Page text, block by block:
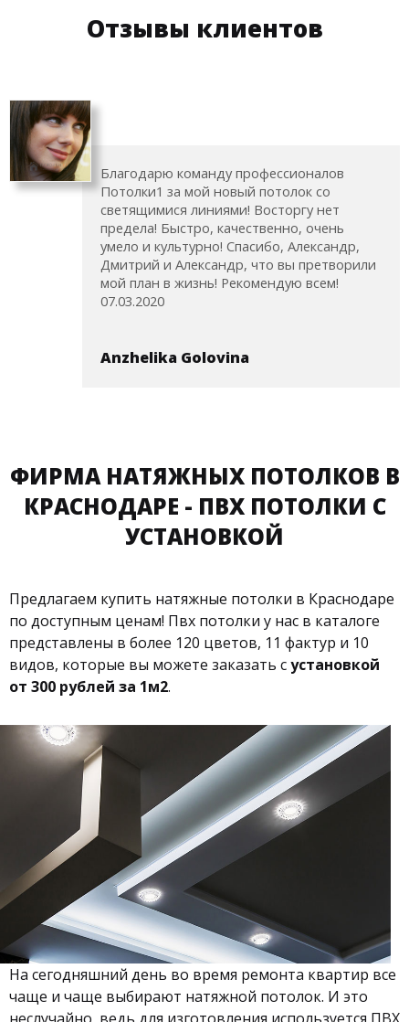
Отзывы клиентов
Благодарю команду профессионалов
Потолки1 за мой новый потолок со
светящимися линиями! Восторгу нет
предела! Быстро, качественно, очень
умело и культурно! Спасибо, Александр,
Дмитрий и Александр, что вы претворили
мой план в жизнь! Рекомендую всем!
07.03.2020
Anzhelika Golovina
ФИРМА НАТЯЖНЫХ ПОТОЛКОВ В
КРАСНОДАРЕ - ПВХ ПОТОЛКИ С
УСТАНОВКОЙ
Предлагаем купить натяжные потолки в Краснодаре
по доступным ценам! Пвх потолки у нас в каталоге
представлены в более 120 цветов, 11 фактур и 10
видов, которые вы можете заказать сустановкой
от 300 рублей за 1м2.
На сегодняшний день во время ремонта квартир все
чаще и чаще выбирают натяжной потолок. И это